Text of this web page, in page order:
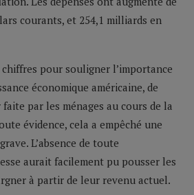
courants, et 254,1 milliards en
pour souligner l’importance
économique américaine, de
par les ménages au cours de la
évidence, cela a empêché une
L’absence de toute
aurait facilement pu pousser les
à partir de leur revenu actuel.